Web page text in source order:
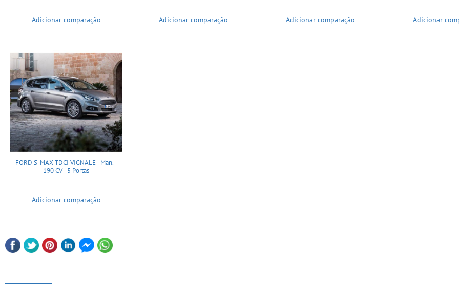
Adicionar comparação Adicionar comparação Adicionar comparação Adicionar
FORD S-MAX TDCI VIGNALE | Man. |
190 CV | 5 Portas
Adicionar comparação